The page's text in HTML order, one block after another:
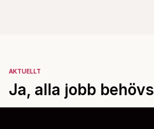
AKTUELLT
Ja, alla jobb behövs